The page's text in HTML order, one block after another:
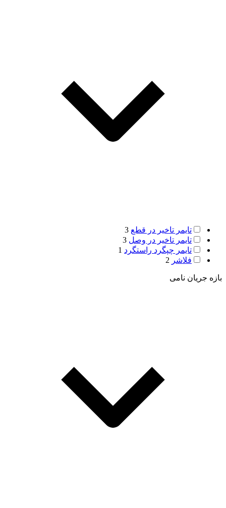
تایمر تاخیر در قطع 3
تایمر تاخیر در وصل 3
تایمر چپگرد راستگرد 1
فلاشر 2
بازه جریان نامی